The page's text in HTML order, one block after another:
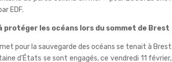
EDF.
protéger les océans lors du sommet de Brest
pour la sauvegarde des océans se tenait à Brest
d’États se sont engagés, ce vendredi 11 février,